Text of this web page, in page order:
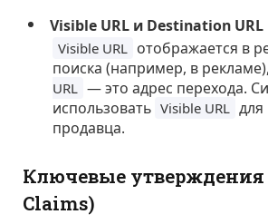
Visible URL и Destination URL
Visible URL отображается в
поиска (например, в
URL — это адрес перехода.
использовать Visible URL
продавца.
Ключевые утверждения
Claims)